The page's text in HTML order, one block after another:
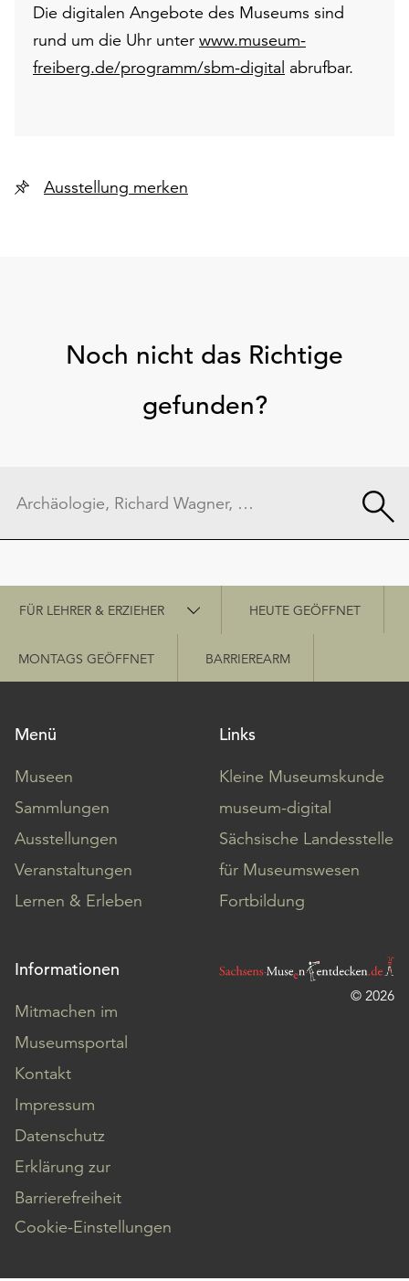
Die digitalen Angebote des Museums sind
rund um die Uhr unter www.museum-
freiberg.de/programm/sbm-digital abrufbar.
Ausstellung merken
Noch nicht das Richtige
gefunden?
Schnellzugriff
FÜR LEHRER & ERZIEHER HEUTE GEÖFFNET
MONTAGS GEÖFFNET BARRIEREARM
Menü
Museen
Sammlungen
Ausstellungen
Veranstaltungen
Lernen & Erleben
Links
Kleine Museumskunde
museum-digital
Sächsische Landesstelle
für Museumswesen
Fortbildung
Informationen
Mitmachen im
Museumsportal
Kontakt
Impressum
Datenschutz
Erklärung zur
Barrierefreiheit
Cookie-Einstellungen
© 2026